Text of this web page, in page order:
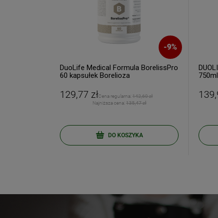
-9%
DuoLife Medical Formula BorelissPro
60 kapsułek Borelioza
129,77 złCena regularna: 142,60 zł
Najniższa cena: 135,47 zł
DO KOSZYKA
750ml